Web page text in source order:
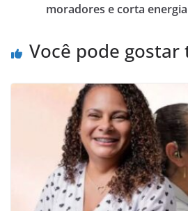
moradores e corta
Você pode gostar